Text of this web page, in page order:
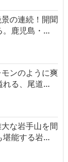
の連続！開聞
。鹿児島・…
ンのように爽
れる、尾道…
な岩手山を間
堪能する岩…